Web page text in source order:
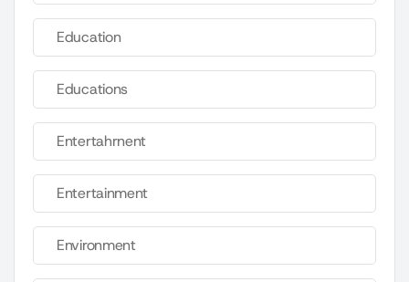
Education
Educations
Entertahrnent
Entertainment
Environment